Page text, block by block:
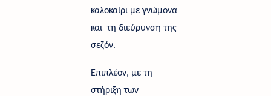
καλοκαίρι με γνώμονα
και  τη διεύρυνση της
σεζόν.
Επιπλέον, με τη
στήριξη των